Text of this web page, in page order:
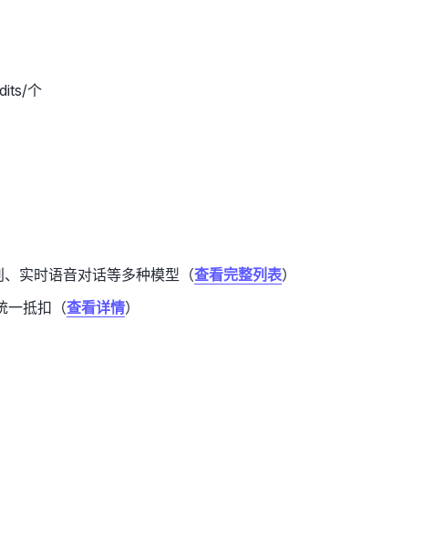
个
实时语音对话等多种模型（查看完整列表）
一抵扣（查看详情）